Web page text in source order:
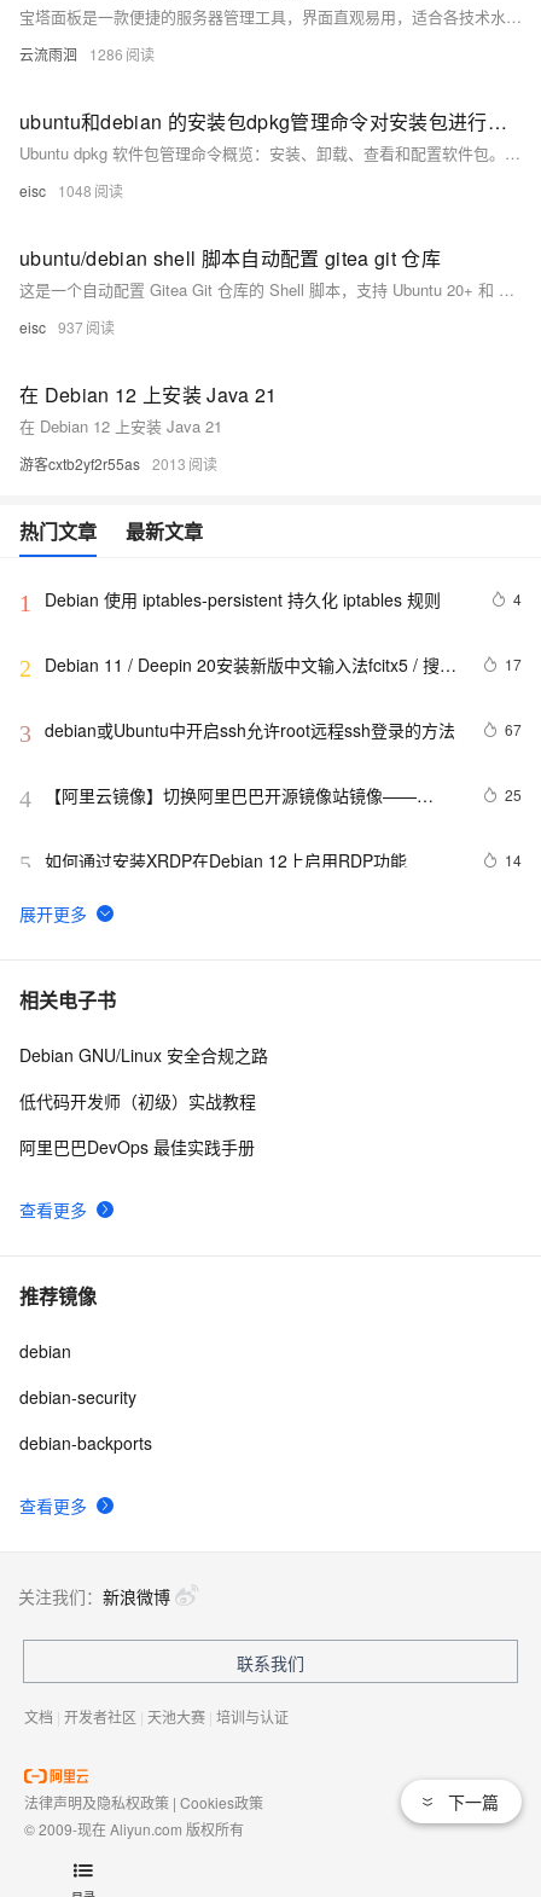
宝塔面板是一款便捷的服务器管理工具，界面直观易用，适合各技术水平用户。它支持网站部署、数据库管理，并提供安全防护功能。安装步骤简单：注册账号、连接服务器、运行脚本即可。确保系统满足最低要求（内存≥1GB，硬盘≥10GB），安装后通过浏览器登录管理。根据需求安装套件，完成网站配置。注意放行防火墙端口以保证正常访问。
云流雨洄 1286
ubuntu和debian 的安装包dpkg管理命令对安装包进行安装，查询，卸载
Ubuntu dpkg 软件包管理命令概览：安装、卸载、查看和配置软件包。包括解决依赖、强制卸载、列出及过滤已安装包、查看包详情等操作。
eisc 1048
ubuntu/debian shell 脚本自动配置 gitea git 仓库
这是一个自动配置 Gitea Git 仓库的 Shell 脚本，支持 Ubuntu 20+ 和 Debian 12+ 系统。脚本会创建必要的目录、下载并安装 Gitea，创建 Gitea 用户和服务，确保 Gitea 在系统启动时自动运行。用户可以选择从官方或小绿叶技术博客下载安装包。
eisc 937
在 Debian 12 上安装 Java 21
在 Debian 12 上安装 Java 21
游客cxtb2yf2r55as 2013
热门文章 最新文章
1 Debian 使用 iptables-persistent 持久化 iptables 规则 4
2
Debian 11 / Deepin 20安装新版中文输入法fcitx5 / 搜狗
17
3 debian或Ubuntu中开启ssh允许root远程ssh登录的方法 67
4
【阿里云镜像】切换阿里巴巴开源镜像站镜像——
25
5 如何通过安装XRDP在Debian 12上启用RDP功能 14
6 Debian 9.3 Stretch 安装镜像ISO文件下载
7 宝塔Linux面板安装命令集合
8 Centos 7、Debian及Ubuntu系统中安装和验证tree命令
创建新用户并允许SSH远程登录，及SSH安全登录配置！
相关电子书
查看更多
Debian GNU/Linux 安全合规之路
低代码开发师（初级）实战教程
阿里巴巴DevOps 最佳实践手册
推荐镜像
查看更多
debian
debian-security
debian-backports
下一篇
关注我们： 新浪微博
联系我们
文档 | 开发者社区 | 天池大赛 | 培训与认证
法律声明及隐私权政策 | Cookies政策
© 2009-现在 Aliyun.com 版权所有
域名注册服务机构许可：